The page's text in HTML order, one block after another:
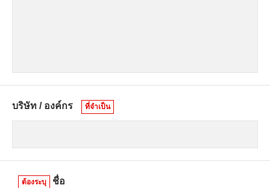
บริษัท / องค์กร ที่จำเป็น
ต้องระบุ ชื่อ